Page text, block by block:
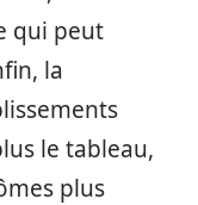
qui peut
la
le tableau,
plus